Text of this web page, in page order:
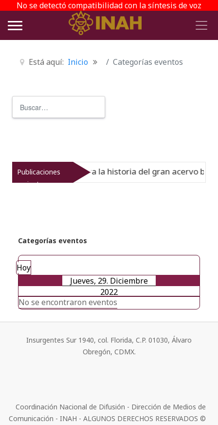
No se detectó compatibilidad con la síntesis de voz
Está aquí: Inicio Categorías eventos
Publicaciones
recientes
del Virreinato muestra la historia del gran acervo
Categorías eventos
Hoy
Jueves, 29. Diciembre
2022
No se encontraron eventos
Insurgentes Sur 1940, col. Florida, C.P. 01030, Álvaro
Obregón, CDMX.
Coordinación Nacional de Difusión - Dirección de Medios de
Comunicación - INAH - ALGUNOS DERECHOS RESERVADOS ©